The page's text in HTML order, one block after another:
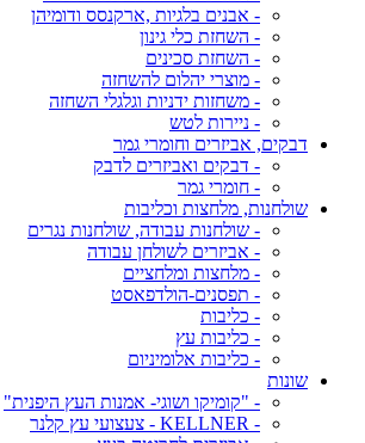
- אבנים בלגיות ,ארקנסס ודומיהן
- השחזת כלי גינון
- השחזת סכינים
- מוצרי יהלום להשחזה
- משחזות ידניות וגלגלי השחזה
- ניירות לטש
דבקים, אביזרים וחומרי גמר
- דבקים ואביזרים לדבק
- חומרי גמר
שולחנות, מלחצות וכליבות
- שולחנות עבודה, שולחנות נגרים
- אביזרים לשולחן עבודה
- מלחצות ומלחציים
- תפסנים-הולדפאסט
- כליבות
- כליבות עץ
- כליבות אלומיניום
שונות
- "קומיקו ושוגי- אמנות העץ היפנית"
- KELLNER - צעצועי עץ קלנר